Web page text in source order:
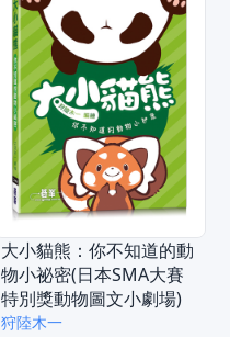
大小貓熊：你不知道的動
物小祕密(日本SMA大賽
特別獎動物圖文小劇場)
狩陸木一